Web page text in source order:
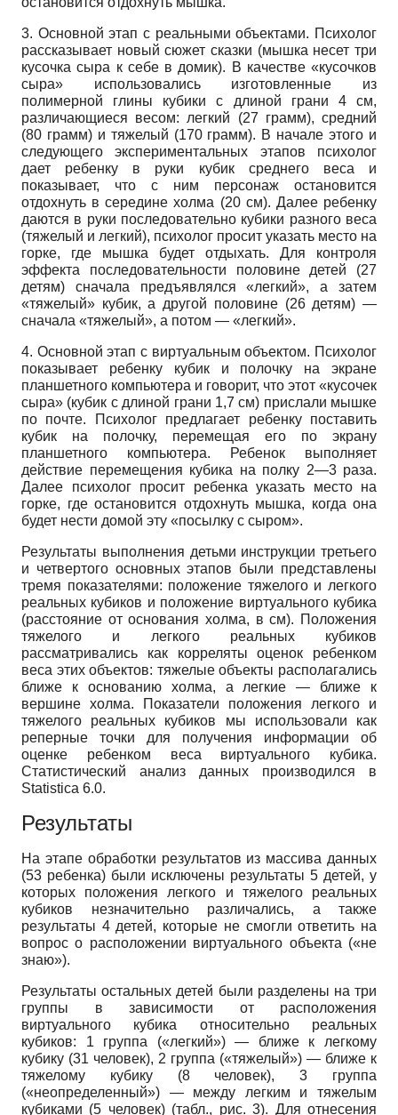
3. Основной этап с реальными объектами. Психолог
рассказывает новый сюжет сказки (мышка несет три
кусочка сыра к себе в домик). В качестве «кусочков
сыра» использовались изготовленные из
полимерной глины кубики с длиной грани 4 см,
различающиеся весом: легкий (27 грамм), средний
(80 грамм) и тяжелый (170 грамм). В начале этого и
следующего экспериментальных этапов психолог
дает ребенку в руки кубик среднего веса и
показывает, что с ним персонаж остановится
отдохнуть в середине холма (20 см). Далее ребенку
даются в руки последовательно кубики разного веса
(тяжелый и легкий), психолог просит указать место на
горке, где мышка будет отдыхать. Для контроля
эффекта последовательности половине детей (27
детям) сначала предъявлялся «легкий», а затем
«тяжелый» кубик, а другой половине (26 детям) —
сначала «тяжелый», а потом — «легкий».
4. Основной этап с виртуальным объектом. Психолог
показывает ребенку кубик и полочку на экране
планшетного компьютера и говорит, что этот «кусочек
сыра» (кубик с длиной грани 1,7 см) прислали мышке
по почте. Психолог предлагает ребенку поставить
кубик на полочку, перемещая его по экрану
планшетного компьютера. Ребенок выполняет
действие перемещения кубика на полку 2—3 раза.
Далее психолог просит ребенка указать место на
горке, где остановится отдохнуть мышка, когда она
будет нести домой эту «посылку с сыром».
Результаты выполнения детьми инструкции третьего
и четвертого основных этапов были представлены
тремя показателями: положение тяжелого и легкого
реальных кубиков и положение виртуального кубика
(расстояние от основания холма, в см). Положения
тяжелого и легкого реальных кубиков
рассматривались как корреляты оценок ребенком
веса этих объектов: тяжелые объекты располагались
ближе к основанию холма, а легкие — ближе к
вершине холма. Показатели положения легкого и
тяжелого реальных кубиков мы использовали как
реперные точки для получения информации об
оценке ребенком веса виртуального кубика.
Статистический анализ данных производился в
Statistica 6.0.
Результаты
На этапе обработки результатов из массива данных
(53 ребенка) были исключены результаты 5 детей, у
которых положения легкого и тяжелого реальных
кубиков незначительно различались, а также
результаты 4 детей, которые не смогли ответить на
вопрос о расположении виртуального объекта («не
знаю»).
Результаты остальных детей были разделены на три
группы в зависимости от расположения
виртуального кубика относительно реальных
кубиков: 1 группа («легкий») — ближе к легкому
кубику (31 человек), 2 группа («тяжелый») — ближе к
тяжелому кубику (8 человек), 3 группа
(«неопределенный») — между легким и тяжелым
кубиками (5 человек) (табл., рис. 3). Для отнесения